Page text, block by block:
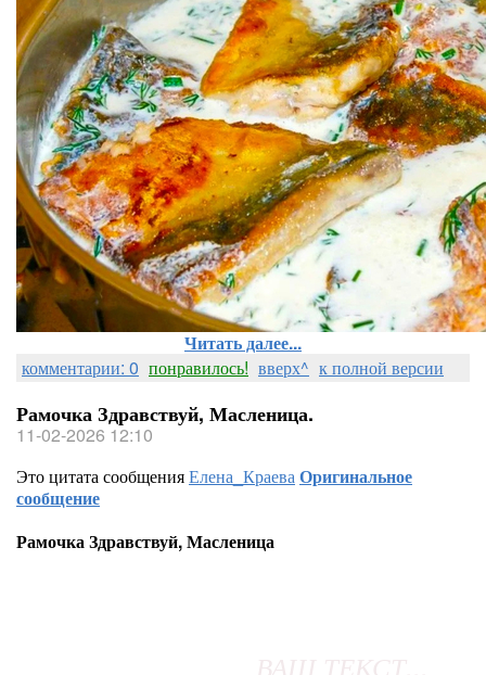
Читать далее...
комментарии: 0 понравилось! вверх^ к полной версии
Рамочка Здравствуй, Масленица.
11-02-2026 12:10
Это цитата сообщенияЕлена_КраеваОригинальное
сообщение
Рамочка Здравствуй, Масленица